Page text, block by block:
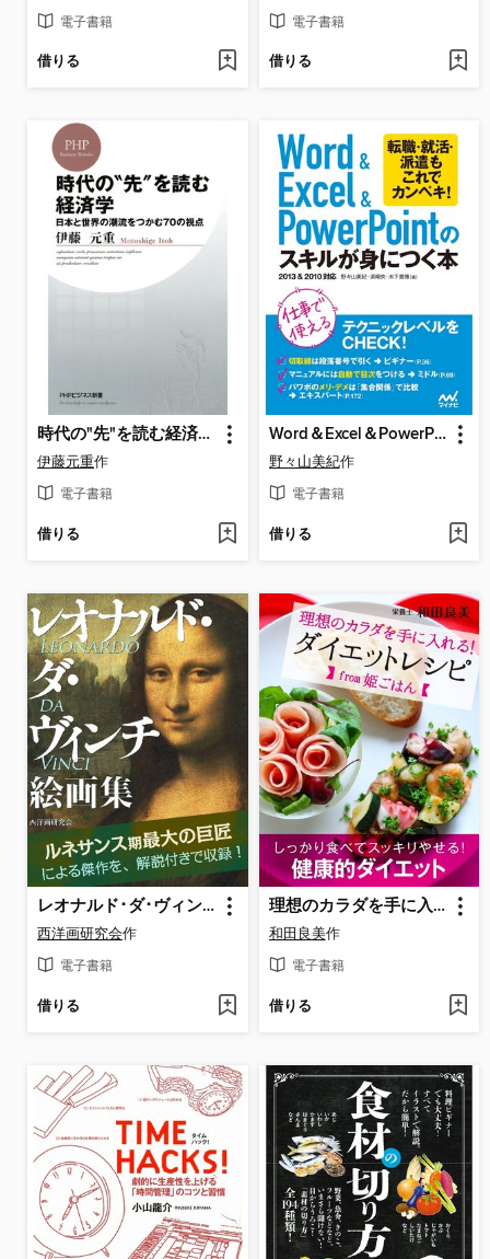
電子書籍
借りる
電子書籍
借りる
時代の"先"を読む経済学 日本と世界の潮流をつかむ70の視点
伊藤元重作
電子書籍
借りる
Word＆Excel＆PowerPointのスキルが身につく本
野々山美紀作
電子書籍
借りる
レオナルド･ダ･ヴィンチ 絵画集
西洋画研究会作
電子書籍
借りる
理想のカラダを手に入れる! ダイエットレシピfrom姫ごはん
和田良美作
電子書籍
借りる